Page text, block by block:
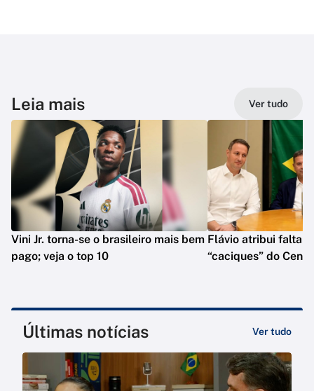
Leia mais Ver tudo
Vini Jr. torna-se o brasileiro mais bem
pago; veja o top 10
Flávio atribui falta
“caciques” do
Últimas notícias Ver tudo